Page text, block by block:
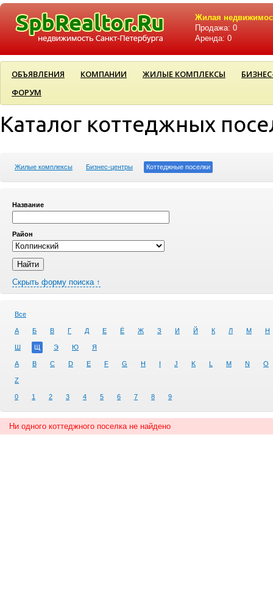
Жилая
Продажа: 0
Аренда: 0
ОБЪЯВЛЕНИЯ КОМПАНИИ ЖИЛЫЕ КОМПЛЕКСЫ
ФОРУМ
Каталог коттеджных
Жилые комплексы Бизнес-центры Коттеджные поселки
Название
Район
Скрыть форму поиска ↑
Все
А Б В Г Д Е Ё Ж З И Й К Л М Н
Ш Щ Э Ю Я
A B C D E F G H I J K L M N O
Z
0 1 2 3 4 5 6 7 8 9
Ни одного коттеджного поселка не найдено